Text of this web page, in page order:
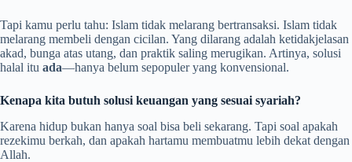
Tapi kamu perlu tahu: Islam tidak melarang bertransaksi. Islam tidak
melarang membeli dengan cicilan. Yang dilarang adalah ketidakjelasan
akad, bunga atas utang, dan praktik saling merugikan. Artinya, solusi
halal itu ada—hanya belum sepopuler yang konvensional.
Kenapa kita butuh solusi keuangan yang sesuai syariah?
Karena hidup bukan hanya soal bisa beli sekarang. Tapi soal apakah
rezekimu berkah, dan apakah hartamu membuatmu lebih dekat dengan
Allah.